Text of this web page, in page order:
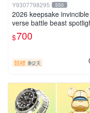
Y9307798295 550
2026 keepsake
verse battle beast
戰鬥野獸簽名盒卡
$700
競標 剩2天